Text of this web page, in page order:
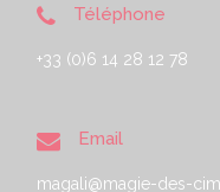
Téléphone
+33 (0)6 14 28 12 78
Email
magali@magie-des-